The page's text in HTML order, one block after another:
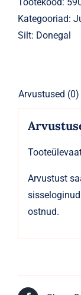
kogus
Kategooriad:
Silt: Donegal
Arvustused (0)
Arvustust
ostnud.